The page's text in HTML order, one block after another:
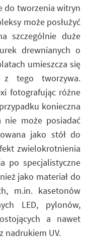
do tworzenia witryn
może posłużyć
szczególnie duże
drewnianych o
umieszcza się
z tego tworzywa.
fotografując różne
konieczna
nie może posiadać
jako stół do
zwielokrotnienia
po specjalistyczne
jako materiał do
m.in. kasetonów
LED, pylonów,
a nawet
nadrukiem UV.